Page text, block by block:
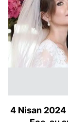
4 Nisan 2024